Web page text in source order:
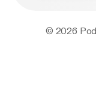
© 2026